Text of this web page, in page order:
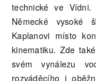
technické ve
Německé vysoké
Kaplanovi místo
kinematiku. Zde
svém vynálezu
rozváděcího i